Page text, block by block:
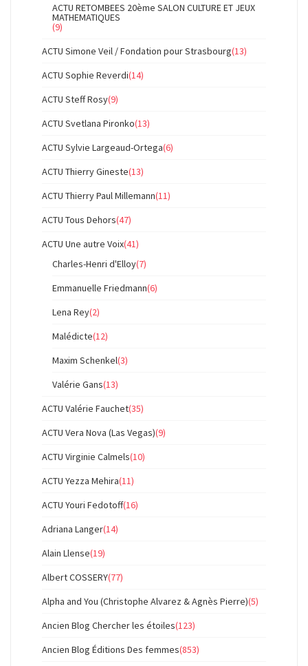
ACTU RETOMBEES 20ème SALON CULTURE ET JEUX
MATHEMATIQUES
(9)
ACTU Simone Veil / Fondation pour Strasbourg(13)
ACTU Sophie Reverdi(14)
ACTU Steff Rosy(9)
ACTU Svetlana Pironko(13)
ACTU Sylvie Largeaud-Ortega(6)
ACTU Thierry Gineste(13)
ACTU Thierry Paul Millemann(11)
ACTU Tous Dehors(47)
ACTU Une autre Voix(41)
Charles-Henri d'Elloy(7)
Emmanuelle Friedmann(6)
Lena Rey(2)
Malédicte(12)
Maxim Schenkel(3)
Valérie Gans(13)
ACTU Valérie Fauchet(35)
ACTU Vera Nova (Las Vegas)(9)
ACTU Virginie Calmels(10)
ACTU Yezza Mehira(11)
ACTU Youri Fedotoff(16)
Adriana Langer(14)
Alain Llense(19)
Albert COSSERY(77)
Alpha and You (Christophe Alvarez & Agnès Pierre)(5)
Ancien Blog Chercher les étoiles(123)
Ancien Blog Éditions Des femmes(853)